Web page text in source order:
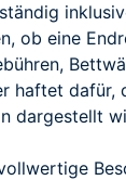
ob eine
haftet dafür,
dargestellt